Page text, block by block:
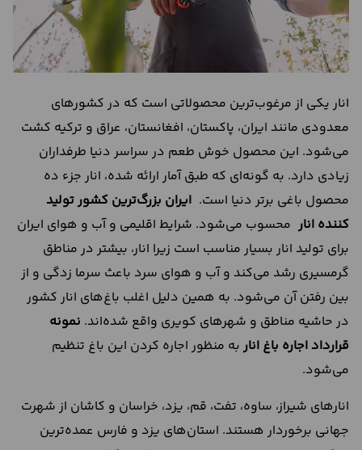
انار یکی از مرغوب‌ترین محصولاتی است که در کشورهای
معدودی مانند ایران، پاکستان، افغانستان، عراق و ترکیه کشت
می‌شود. این محصول خوش طعم در سراسر دنیا طرفداران
زیادی دارد. به گونه‌ای که طبق آمار ارائه شده، انار جزء ده
محصول باغی برتر دنیا است. ایران بزرگ‌ترین کشور تولید
کننده انار محسوب می‌شود. شرایط اقلیمی و آب و هوای ایران
برای تولید انار بسیار مناسب است زیرا انار، بیشتر در مناطق
گرمسیری رشد می‌کند و آب و هوای سرد باعث سرما زدگی و از
بین رفتن آن می‌شود. به همین دلیل اغلب باغ‌های انار کشور
در حاشیه مناطق و شهرهای کویری واقع شده‌اند. نمونه
قرارداد اجاره باغ انار به منظور اجاره کردن این باغ تنظیم
می‌شود.
انارهای شیراز، ساوه، تفت، قم، یزد، خراسان و کاشان از شهرت
جهانی برخوردار هستند. استان‌های یزد و فارس عمده‌ترین